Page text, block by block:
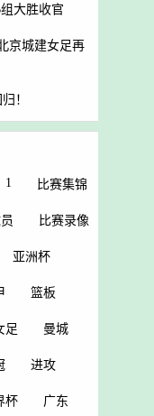
大胜收官
京城建女足再
！
1 比赛集锦
比赛录像
亚洲杯
篮板
足 曼城
进攻
杯 广东